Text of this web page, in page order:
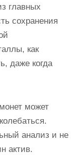
главных
сохранения
как
даже когда
может
анализ и не
актив.